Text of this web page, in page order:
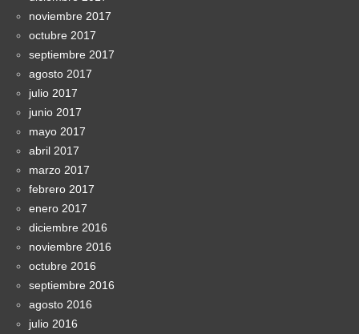
noviembre 2017
octubre 2017
septiembre 2017
agosto 2017
julio 2017
junio 2017
mayo 2017
abril 2017
marzo 2017
febrero 2017
enero 2017
diciembre 2016
noviembre 2016
octubre 2016
septiembre 2016
agosto 2016
julio 2016